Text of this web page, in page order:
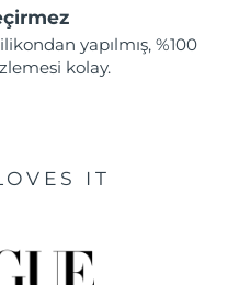
yapılmış, %100
kolay.
IT